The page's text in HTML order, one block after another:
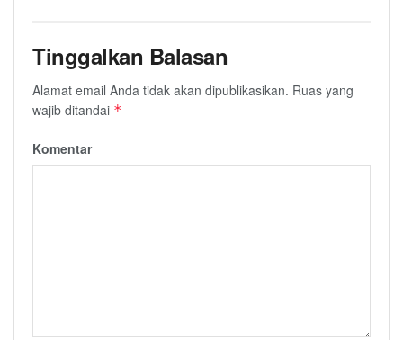
Tinggalkan Balasan
Alamat email Anda tidak akan dipublikasikan. Ruas yang
wajib ditandai *
Komentar